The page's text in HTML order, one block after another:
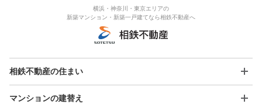
横浜・神奈川・東京エリアの
新築マンション・新築一戸建てなら相鉄不動産へ
相鉄不動産の住まい
マンションの建替え